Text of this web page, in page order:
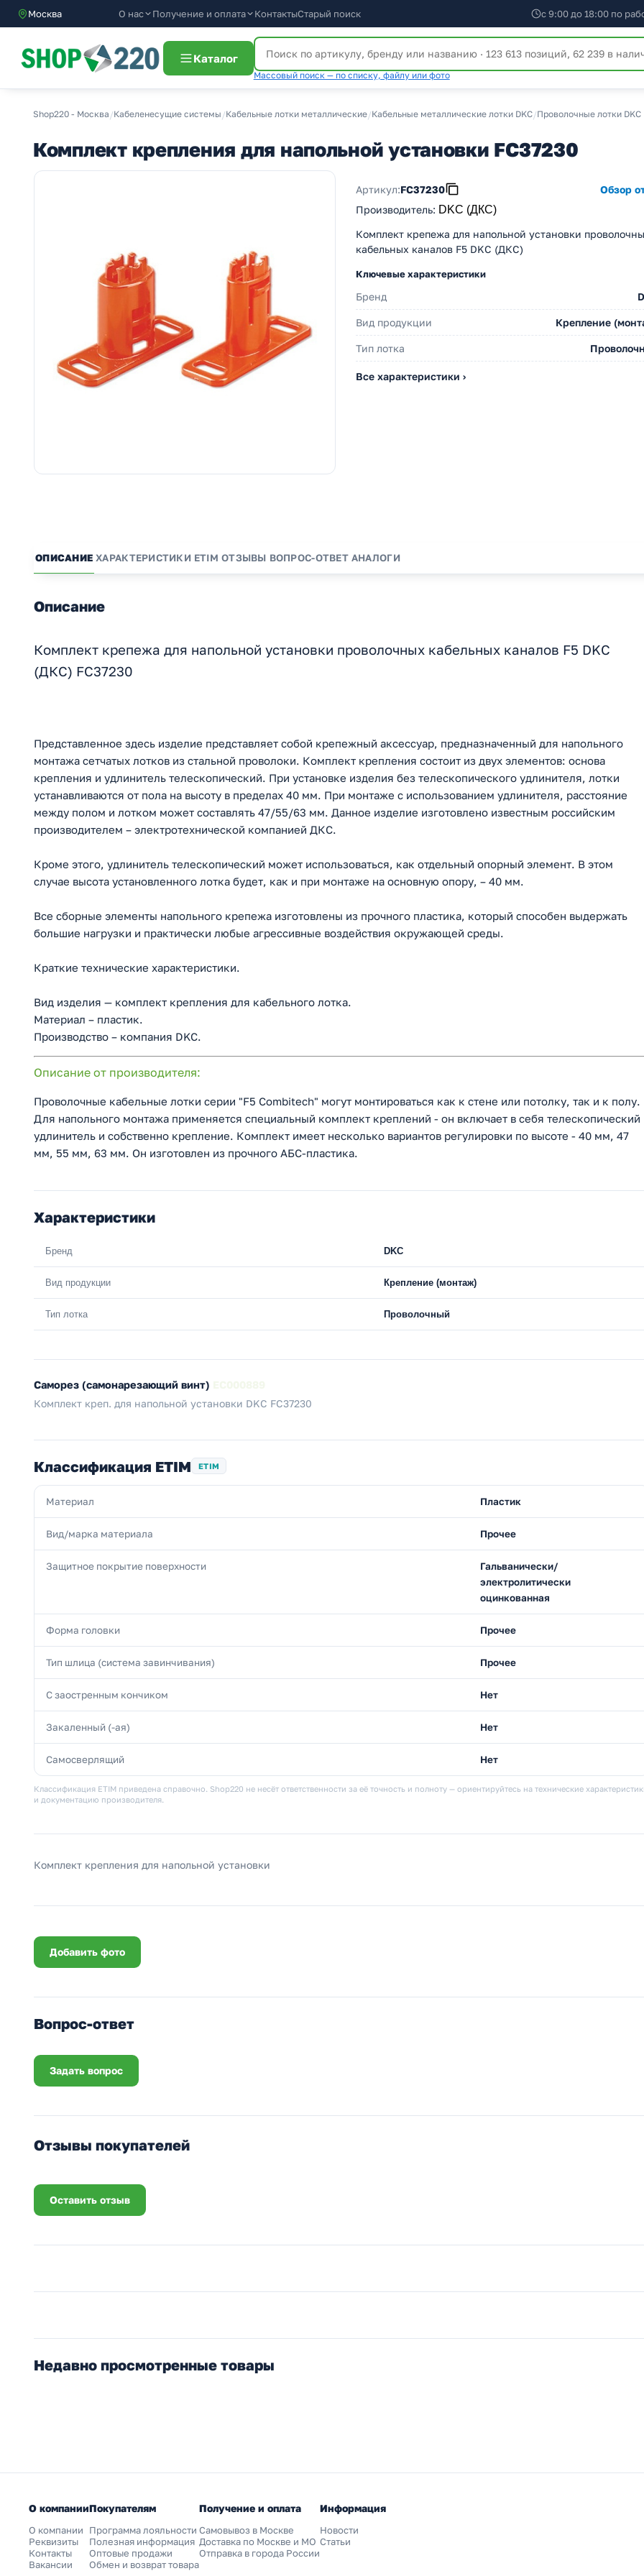
Москва О нас Получение и оплата КонтактыСтарый поиск с 9:00 до 18:00 по
Каталог
Массовый поиск — по списку, файлу или фото
Shop220 - Москва /Кабеленесущие системы /Кабельные лотки металлические/Кабельные металлические лотки DKC/Проволочные лотки
Комплект крепления для напольной установки FC37230
Артикул:FC37230
Обзор
Производитель: DKC (ДКС)
Комплект крепежа для напольной установки
кабельных каналов F5 DKC (ДКС)
Ключевые характеристики
Бренд
Вид продукции Крепление
Тип лотка
Все характеристики ›
ОПИСАНИЕ ХАРАКТЕРИСТИКИ ETIM ОТЗЫВЫ ВОПРОС-ОТВЕТ АНАЛОГИ
Описание
Комплект крепежа для напольной установки проволочных кабельных каналов F5 DKC
(ДКС) FC37230
Представленное здесь изделие представляет собой крепежный аксессуар, предназначенный для напольного
монтажа сетчатых лотков из стальной проволоки. Комплект крепления состоит из двух элементов: основа
крепления и удлинитель телескопический. При установке изделия без телескопического удлинителя, лотки
устанавливаются от пола на высоту в пределах 40 мм. При монтаже с использованием удлинителя, расстояние
между полом и лотком может составлять 47/55/63 мм. Данное изделие изготовлено известным российским
производителем – электротехнической компанией ДКС.
Кроме этого, удлинитель телескопический может использоваться, как отдельный опорный элемент. В этом
случае высота установленного лотка будет, как и при монтаже на основную опору, – 40 мм.
Все сборные элементы напольного крепежа изготовлены из прочного пластика, который способен выдержать
большие нагрузки и практически любые агрессивные воздействия окружающей среды.
Краткие технические характеристики.
Вид изделия — комплект крепления для кабельного лотка.
Материал – пластик.
Производство – компания DKC.
Описание от производителя:
Проволочные кабельные лотки серии "F5 Combitech" могут монтироваться как к стене или потолку, так и к полу.
Для напольного монтажа применяется специальный комплект креплений - он включает в себя телескопический
удлинитель и собственно крепление. Комплект имеет несколько вариантов регулировки по высоте - 40 мм, 47
мм, 55 мм, 63 мм. Он изготовлен из прочного АБС-пластика.
Характеристики
Бренд DKC
Вид продукции Крепление (монтаж)
Тип лотка Проволочный
Саморез (самонарезающий винт)
Комплект креп. для напольной установки DKC FC37230
Классификация ETIM ETIM
Материал Пластик
Вид/марка материала Прочее
Защитное покрытие поверхности
Гальванически/
электролитически
оцинкованная
Форма головки Прочее
Тип шлица (система завинчивания) Прочее
С заостренным кончиком Нет
Закаленный (-ая) Нет
Самосверлящий Нет
Классификация ETIM приведена справочно. Shop220 не несёт ответственности за её точность и полноту — ориентируйтесь на технические
и документацию производителя.
Комплект крепления для напольной установки
Добавить фото
Вопрос-ответ
Задать вопрос
Отзывы покупателей
Оставить отзыв
Недавно просмотренные товары
О компании
О компании
Реквизиты
Контакты
Вакансии
Покупателям
Программа лояльности
Полезная информация
Оптовые продажи
Обмен и возврат товара
Получение и оплата
Самовывоз в Москве
Доставка по Москве и МО
Отправка в города России
Информация
Новости
Статьи